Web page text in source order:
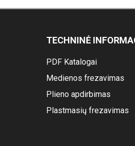
TECHNINĖ
PDF Katalogai
Medienos frezavimas
Plieno apdirbimas
Plastmasių frezavimas